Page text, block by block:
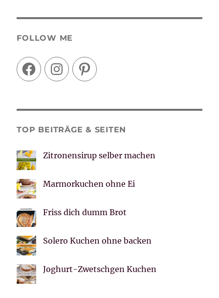
FOLLOW ME
FacebookInstagramPinterest
TOP BEITRÄGE & SEITEN
Zitronensirup selber machen
Marmorkuchen ohne Ei
Friss dich dumm Brot
Solero Kuchen ohne backen
Joghurt-Zwetschgen Kuchen